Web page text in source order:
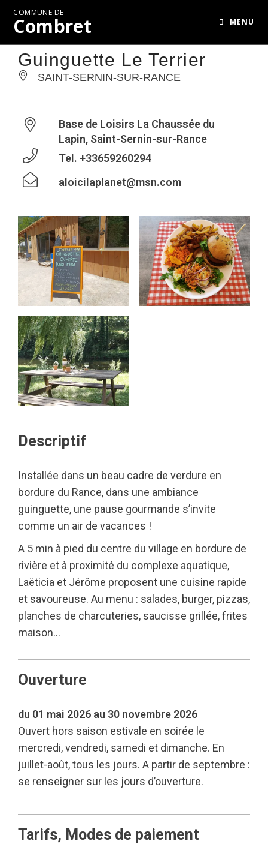
COMMUNE DE
Combret MENU
Guinguette Le Terrier
SAINT-SERNIN-SUR-RANCE
Base de Loisirs La Chaussée du
Lapin, Saint-Sernin-sur-Rance
Tel. +33659260294
aloicilaplanet@msn.com
Descriptif
Installée dans un beau cadre de verdure en
bordure du Rance, dans une ambiance
guinguette, une pause gourmande s’invite
comme un air de vacances !
A 5 min à pied du centre du village en bordure de
rivière et à proximité du complexe aquatique,
Laëticia et Jérôme proposent une cuisine rapide
et savoureuse. Au menu : salades, burger, pizzas,
planches de charcuteries, saucisse grillée, frites
maison…
Ouverture
du 01 mai 2026 au 30 novembre 2026
Ouvert hors saison estivale en soirée le
mercredi, vendredi, samedi et dimanche. En
juillet-août, tous les jours. A partir de septembre :
se renseigner sur les jours d’ouverture.
Tarifs, Modes de paiement